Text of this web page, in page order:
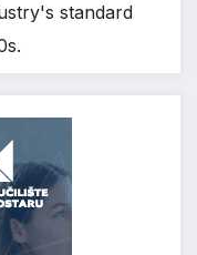
standard